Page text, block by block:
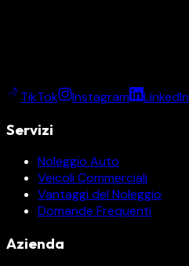
TikTok Instagram LinkedIn
Servizi
Noleggio Auto
Veicoli Commerciali
Vantaggi del Noleggio
Domande Frequenti
Azienda